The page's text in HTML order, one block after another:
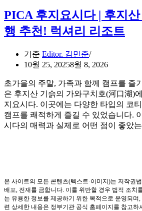
해
검
색
PICA 후지요시다 | 후지산
행 추천! 럭셔리 리조트
기준 Editor. 김민준
10월 25, 20258월 8, 2026
초가을의 주말, 가족과 함께 캠프를 즐
은 후지산 기슭의 가와구치호(河口湖)
지요시다. 이곳에는 다양한 타입의 코
캠프를 쾌적하게 즐길 수 있었습니다.
시다의 매력과 실제로 어떤 점이 좋았
본 사이트의 모든 콘텐츠(텍스트·이미지)는 저작권
배포, 전재를 금합니다. 이를 위반할 경우 법적 조치
는 유용한 정보를 제공하기 위한 목적으로 운영되며
련 상세한 내용은 정부기관 공식 홈페이지를 참고하